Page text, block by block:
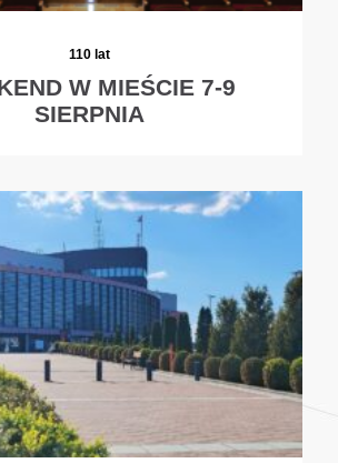
110 lat
W MIEŚCIE 7-9
SIERPNIA